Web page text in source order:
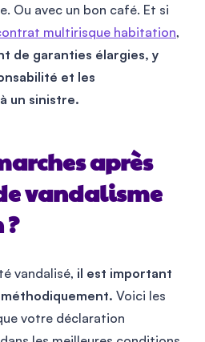
Ou avec un bon café. Et si
multirisque habitation,
de garanties élargies, y
et les
un sinistre.
après
vandalisme
?
vandalisé, il est important
Voici les
votre déclaration